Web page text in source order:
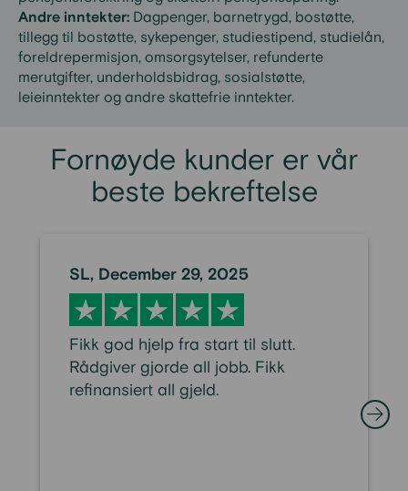
Andre inntekter: Dagpenger, barnetrygd, bostøtte,
tillegg til bostøtte, sykepenger, studiestipend, studielån,
foreldrepermisjon, omsorgsytelser, refunderte
merutgifter, underholdsbidrag, sosialstøtte,
leieinntekter og andre skattefrie inntekter.
Fornøyde kunder er vår
beste bekreftelse
SL, December 29, 2025
Fikk god hjelp fra start til slutt.
Rådgiver gjorde all jobb. Fikk
refinansiert all gjeld.